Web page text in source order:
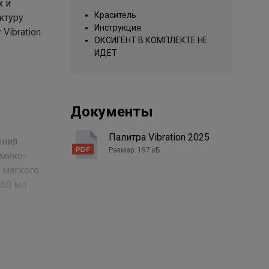
и
мл
Краситель
Инструкция
ОКСИГЕНТ В КОМПЛЕКТЕ НЕ
ИДЕТ
Документы
Палитра Vibration 2025
Размер: 197 кБ